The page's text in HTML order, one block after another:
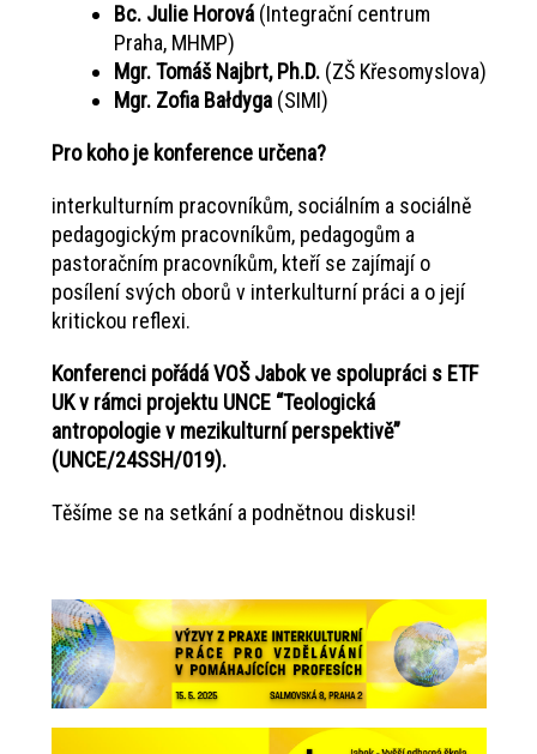
Bc. Julie Horová (Integrační centrum
Praha, MHMP)
Mgr. Tomáš Najbrt, Ph.D. (ZŠ Křesomyslova)
Mgr. Zofia Bałdyga (SIMI)
Pro koho je konference určena?
interkulturním pracovníkům, sociálním a sociálně
pedagogickým pracovníkům, pedagogům a
pastoračním pracovníkům, kteří se zajímají o
posílení svých oborů v interkulturní práci a o její
kritickou reflexi.
Konferenci pořádá VOŠ Jabok ve spolupráci s ETF
UK v rámci projektu UNCE “Teologická
antropologie v mezikulturní perspektivě”
(UNCE/24SSH/019).
Těšíme se na setkání a podnětnou diskusi!